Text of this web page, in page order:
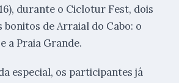
durante o Ciclotur Fest, dois
bonitos de Arraial do Cabo: o
a Praia Grande.
especial, os participantes já